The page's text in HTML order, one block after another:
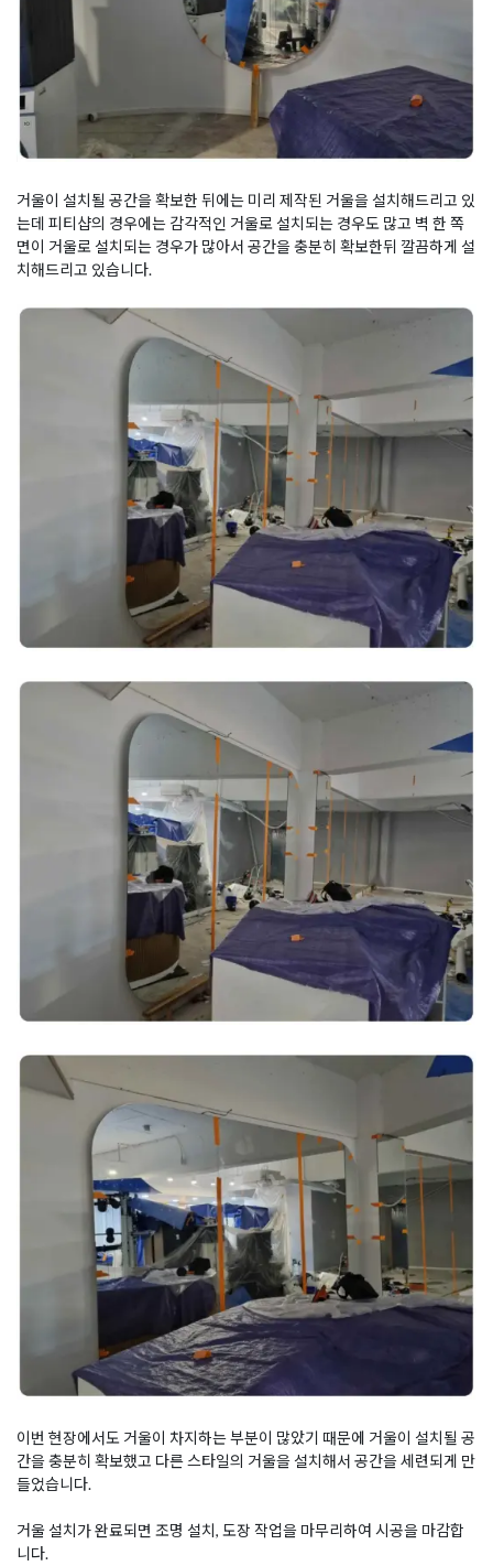
거울이 설치될 공간을 확보한 뒤에는 미리 제작된 거울을 설치해드리고 있
는데 피티샵의 경우에는 감각적인 거울로 설치되는 경우도 많고 벽 한 쪽
면이 거울로 설치되는 경우가 많아서 공간을 충분히 확보한뒤 깔끔하게 설
치해드리고 있습니다.
이번 현장에서도 거울이 차지하는 부분이 많았기 때문에 거울이 설치될 공
간을 충분히 확보했고 다른 스타일의 거울을 설치해서 공간을 세련되게 만
들었습니다.
거울 설치가 완료되면 조명 설치, 도장 작업을 마무리하여 시공을 마감합
니다.